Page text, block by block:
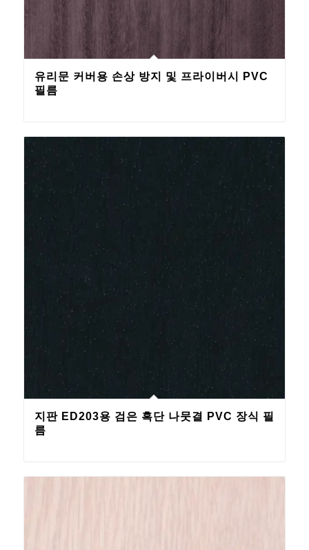
유리문 커버용 손상 방지 및 프라이버시 PVC
필름
지판 ED203용 검은 흑단 나뭇결 PVC 장식 필
름